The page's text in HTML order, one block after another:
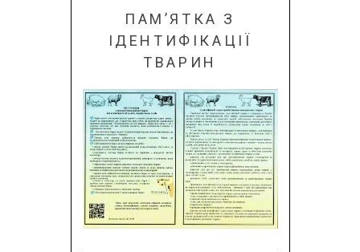
ПАМ’ЯТКА З
ІДЕНТИФІКАЦІЇ
ТВАРИН